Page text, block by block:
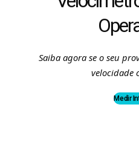
Saiba agora se o seu
velocidade
Medir